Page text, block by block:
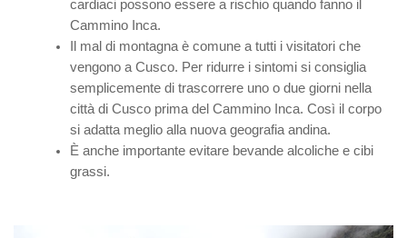
cardiaci possono essere a rischio quando fanno il
Cammino Inca.
Il mal di montagna è comune a tutti i visitatori che
vengono a Cusco. Per ridurre i sintomi si consiglia
semplicemente di trascorrere uno o due giorni nella
città di Cusco prima del Cammino Inca. Così il corpo
si adatta meglio alla nuova geografia andina.
È anche importante evitare bevande alcoliche e cibi
grassi.